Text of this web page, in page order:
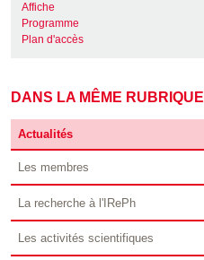
Affiche
Programme
Plan d'accès
DANS LA MÊME RUBRIQUE
Actualités
Les membres
La recherche à l'IRePh
Les activités scientifiques